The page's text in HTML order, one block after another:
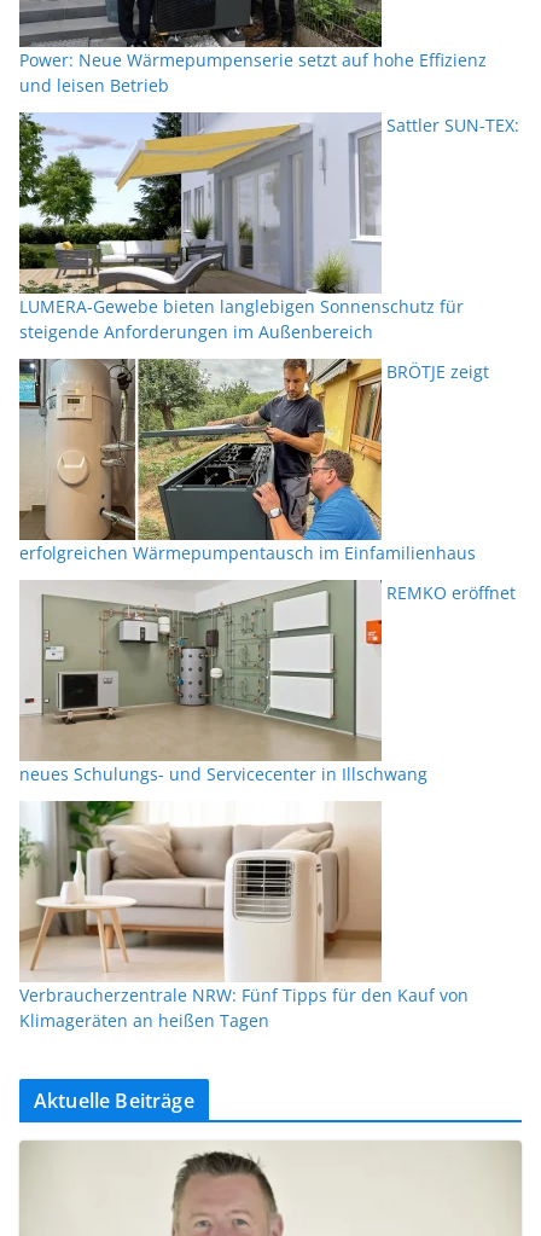
Power: Neue Wärmepumpenserie setzt auf hohe Effizienz
und leisen Betrieb
Sattler SUN-TEX:
LUMERA-Gewebe bieten langlebigen Sonnenschutz für
steigende Anforderungen im Außenbereich
BRÖTJE zeigt
erfolgreichen Wärmepumpentausch im Einfamilienhaus
REMKO eröffnet
neues Schulungs- und Servicecenter in Illschwang
Verbraucherzentrale NRW: Fünf Tipps für den Kauf von
Klimageräten an heißen Tagen
Aktuelle Beiträge